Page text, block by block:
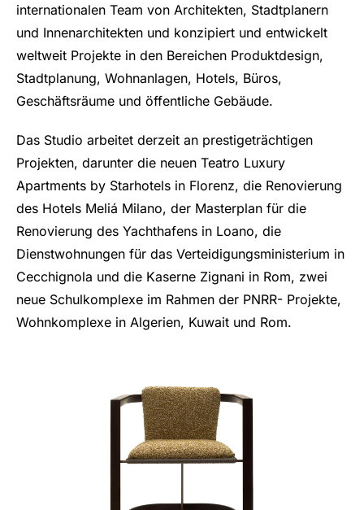
internationalen Team von Architekten, Stadtplanern
und Innenarchitekten und konzipiert und entwickelt
weltweit Projekte in den Bereichen Produktdesign,
Stadtplanung, Wohnanlagen, Hotels, Büros,
Geschäftsräume und öffentliche Gebäude.
Das Studio arbeitet derzeit an prestigeträchtigen
Projekten, darunter die neuen Teatro Luxury
Apartments by Starhotels in Florenz, die Renovierung
des Hotels Meliá Milano, der Masterplan für die
Renovierung des Yachthafens in Loano, die
Dienstwohnungen für das Verteidigungsministerium in
Cecchignola und die Kaserne Zignani in Rom, zwei
neue Schulkomplexe im Rahmen der PNRR- Projekte,
Wohnkomplexe in Algerien, Kuwait und Rom.